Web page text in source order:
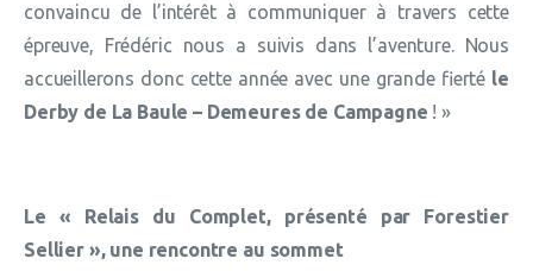
convaincu de l’intérêt à communiquer à travers cette
épreuve, Frédéric nous a suivis dans l’aventure. Nous
accueillerons donc cette année avec une grande fierté le
Derby de La Baule – Demeures de Campagne ! »
Le « Relais du Complet, présenté par Forestier
Sellier », une rencontre au sommet